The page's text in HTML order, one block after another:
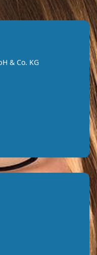
& Co. KG